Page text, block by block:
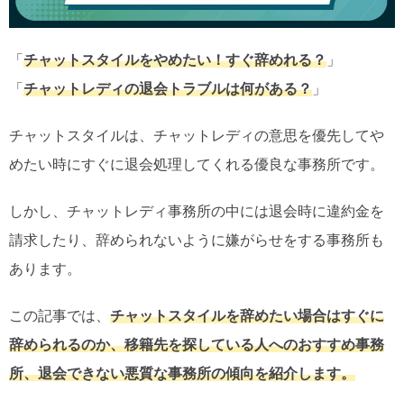
「 チャットスタイルをやめたい！すぐ辞めれる？ 」
「 チャットレディの退会トラブルは何がある？ 」
チャットスタイルは、チャットレディの意思を優先してや
めたい時にすぐに退会処理してくれる優良な事務所です。
しかし、チャットレディ事務所の中には退会時に違約金を
請求したり、辞められないように嫌がらせをする事務所も
あります。
この記事では、 チャットスタイルを辞めたい場合はすぐに
辞められるのか、移籍先を探している人へのおすすめ事務
所、退会できない悪質な事務所の傾向を紹介します。